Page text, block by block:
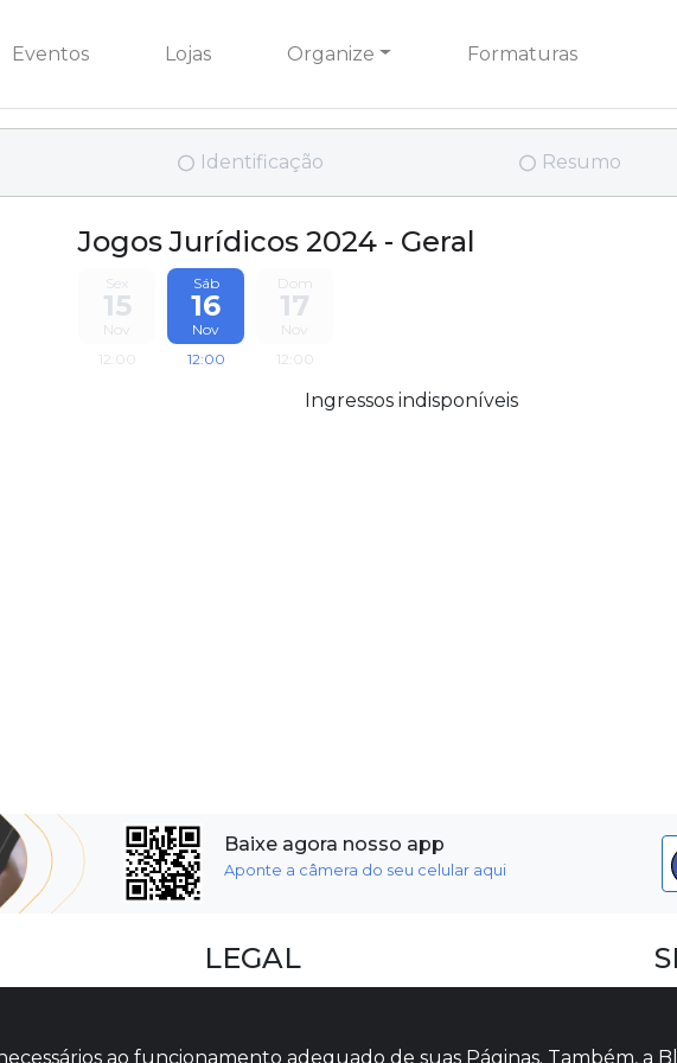
Eventos Lojas Organize Formaturas
Identificação Resumo
Jogos Jurídicos 2024 - Geral
Sex
15
Nov
12:00
Sáb
16
Nov
12:00
Dom
17
Nov
12:00
Ingressos indisponíveis
Baixe agora nosso app
Aponte a câmera do seu celular aqui
LEGAL
ao funcionamento adequado de suas Páginas. Também, a